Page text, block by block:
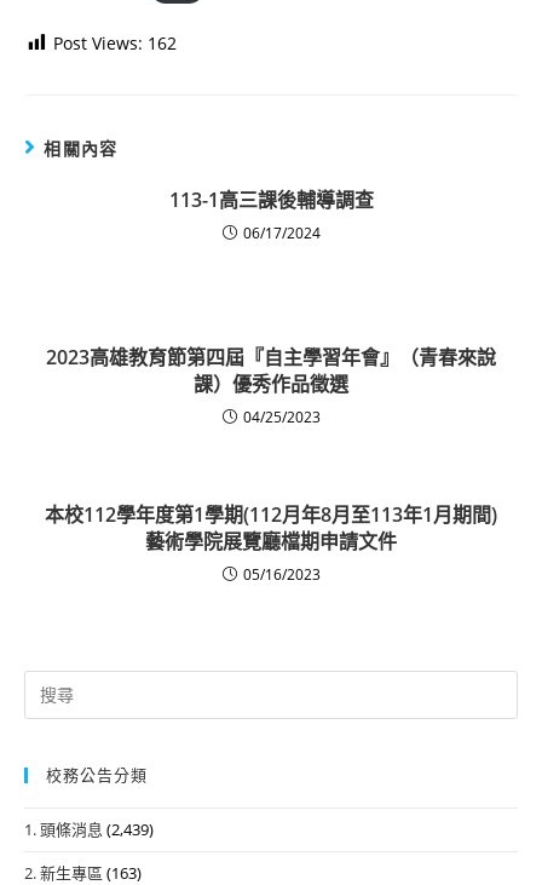
Post Views: 162
相關內容
113-1高三課後輔導調查
06/17/2024
2023高雄教育節第四屆『自主學習年會』（青春來說
課）優秀作品徵選
04/25/2023
本校112學年度第1學期(112月年8月至113年1月期間)
藝術學院展覽廳檔期申請文件
05/16/2023
Search
for:
校務公告分類
1. 頭條消息 (2,439)
2. 新生專區 (163)